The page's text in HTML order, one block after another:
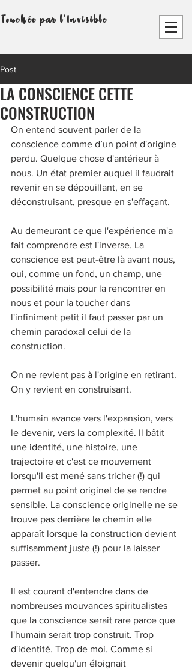
Touchée par l'Invisible
Post
LA CONSCIENCE CETTE
CONSTRUCTION
On entend souvent parler de la
conscience comme d’un point d'origine
perdu. Quelque chose d'antérieur à
nous. Un état premier auquel il faudrait
revenir en se dépouillant, en se
déconstruisant, presque en s'effaçant.
Au demeurant ce que l'expérience m'a
fait comprendre est l'inverse. La
conscience est peut-être là avant nous,
oui, comme un fond, un champ, une
possibilité mais pour la rencontrer en
nous et pour la toucher dans
l'infiniment petit il faut passer par un
chemin paradoxal celui de la
construction.
On ne revient pas à l'origine en retirant.
On y revient en construisant.
L'humain avance vers l'expansion, vers
le devenir, vers la complexité. Il bâtit
une identité, une histoire, une
trajectoire et c'est ce mouvement
lorsqu'il est mené sans tricher (!) qui
permet au point originel de se rendre
sensible. La conscience originelle ne se
trouve pas derrière le chemin elle
apparaît lorsque la construction devient
suffisamment juste (!) pour la laisser
passer.
Il est courant d'entendre dans de
nombreuses mouvances spiritualistes
que la conscience serait rare parce que
l'humain serait trop construit. Trop
d'identité. Trop de moi. Comme si
devenir quelqu'un éloignait